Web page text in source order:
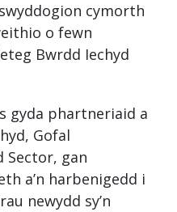
cymorth
o fewn
Bwrdd Iechyd
gyda phartneriaid a
Gofal
Sector, gan
a’n harbenigedd i
newydd sy’n